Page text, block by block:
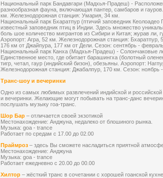
Национальный парк Бандавгари (Мадхья-Прадеш) -
разнообразная фауна, включающая пантер, самбаров и
км. Железнодорожная станция: Умария, 34 км.
Национальный парк Бхаратпур (птичий заповедник
известный заповедник птиц в Индии. Здесь множество
боль шое количество мигрантов из Сибири и Китая; журав ли,
Аэропорт: Агра, 52 км. Железнодорожная станция: Бхаратпур,
176 км от Джайпура, 177 км от Дели. Сезон: сентябрь -
Национальный парк Канха (Мадхья-Прадеш) - Солончаковые
Единственное место, где обитает барашингха (болотный
тигр, четал, гаур (индийский бизон), обезьяны. Аэропорт:
Железнодорожная станция: Джабалпур, 170 км. Сезон: ноябрь
Транс-шоу и вечеринки
Одно из самых любимых развлечений индийской и
и вечеринки. Желающие могут побывать на транс-данс
послушать музыку гоа-транс.
Шор Бар – отличается своей экзотикой
Местонахождение: Анджуна, недалеко от блошиного рынка.
Музыка: goa - trance
Работает по средам с 17.00 до 02.00
Праймроз – здесь Вы сможете насладиться приятной
Местонахождение: Анджуна
Музыка: goa - trance
Работает ежедневно с 20.00 до 00.00
Хилтор – жёсткий транс в сочетании с хорошей гоанской